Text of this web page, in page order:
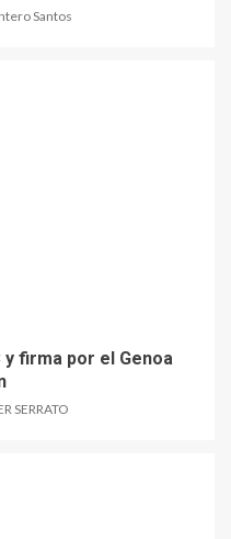
Santos
y firma por el Genoa
SERRATO